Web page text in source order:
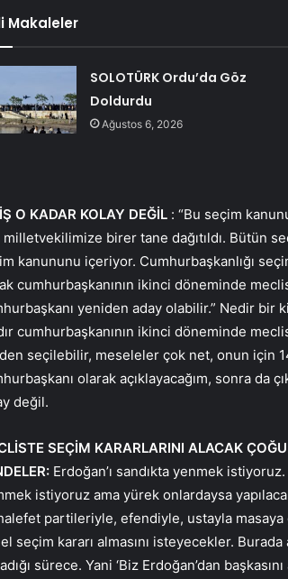
Makaleler
SOLOTÜRK Ordu’da Göz
Doldurdu
Ağustos 6, 2026
O KADAR KOLAY DEĞİL : “Bu seçim
birer tane dağıtıldı. Bütün
kanununu içeriyor. Cumhurbaşkanlığı
cumhurbaşkanının ikinci döneminde
yeniden aday olabilir.” Nedir bir
cumhurbaşkanının ikinci döneminde
seçilebilir, meseleler çok net, onun için 14
olarak açıklayacağım, sonra da
değil.
SEÇİM KARARLARINI ALACAK
Erdoğan’ı sandıkta yenmek
istiyoruz ama yürek onlardaysa
partileriyle, efendiyle, ustayla
seçim kararı almasını isteyecekler.
sürece. Yani ‘Biz Erdoğan’dan